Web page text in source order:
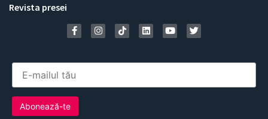
Revista presei